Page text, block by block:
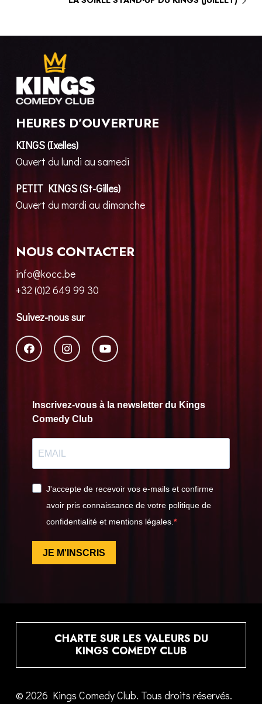
HEURES D’OUVERTURE
KINGS (Ixelles)
Ouvert du lundi au samedi
PETIT KINGS (St-Gilles)
Ouvert du mardi au dimanche
NOUS CONTACTER
info@kocc.be
+32 (0)2 649 99 30
Suivez-nous sur
Inscrivez-vous à la newsletter du Kings
Comedy Club
J'accepte de recevoir vos e-mails et confirme
avoir pris connaissance de votre politique de
confidentialité et mentions légales.
JE M'INSCRIS
© 2026 Kings Comedy Club. Tous droits réservés.
CHARTE SUR LES VALEURS DU
KINGS COMEDY CLUB